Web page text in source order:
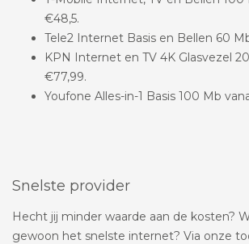
€48,5.
Tele2 Internet Basis en Bellen 60
KPN Internet en TV 4K Glasvezel
€77,99.
Youfone Alles-in-1 Basis 100 Mb
Snelste provider
Hecht jij minder waarde aan de kosten?
gewoon het snelste internet? Via onze